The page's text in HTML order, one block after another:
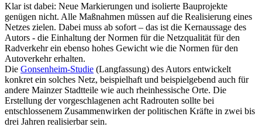
Klar ist dabei: Neue Markierungen und isolierte Bauprojekte
genügen nicht. Alle Maßnahmen müssen auf die Realisierung eines
Netzes zielen. Dabei muss ab sofort – das ist die Kernaussage des
Autors - die Einhaltung der Normen für die Netzqualität für den
Radverkehr ein ebenso hohes Gewicht wie die Normen für den
Autoverkehr erhalten.
Die Gonsenheim-Studie (Langfassung) des Autors entwickelt
konkret ein solches Netz, beispielhaft und beispielgebend auch für
andere Mainzer Stadtteile wie auch rheinhessische Orte. Die
Erstellung der vorgeschlagenen acht Radrouten sollte bei
entschlossenem Zusammenwirken der politischen Kräfte in zwei bis
drei Jahren realisierbar sein.